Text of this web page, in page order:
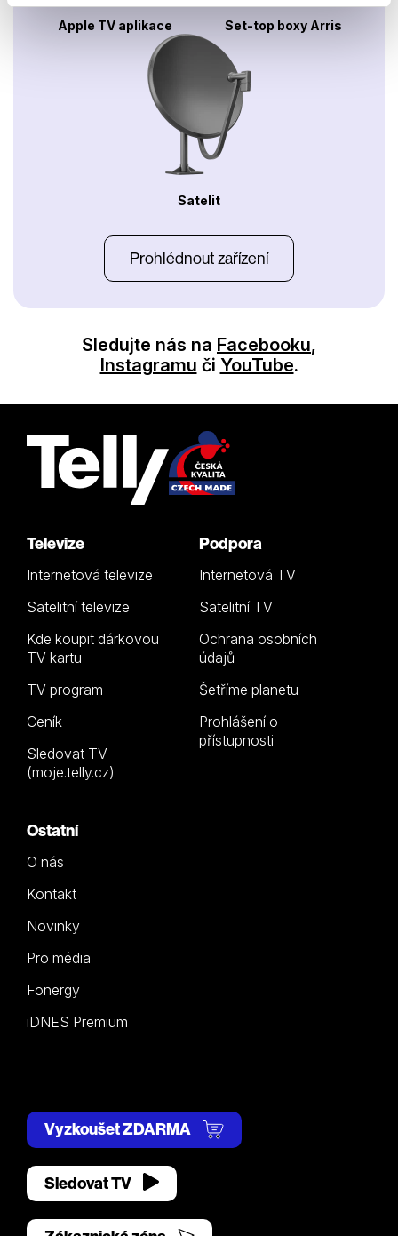
Apple TV aplikace Set-top boxy Arris
Satelit
Prohlédnout zařízení
Sledujte nás na Facebooku,
Instagramu či YouTube.
Televize
Internetová televize
Satelitní televize
Kde koupit dárkovou
TV kartu
TV program
Ceník
Sledovat TV
(moje.telly.cz)
Podpora
Internetová TV
Satelitní TV
Ochrana osobních
údajů
Šetříme planetu
Prohlášení o
přístupnosti
Ostatní
O nás
Kontakt
Novinky
Pro média
Fonergy
iDNES Premium
Vyzkoušet ZDARMA
Sledovat TV